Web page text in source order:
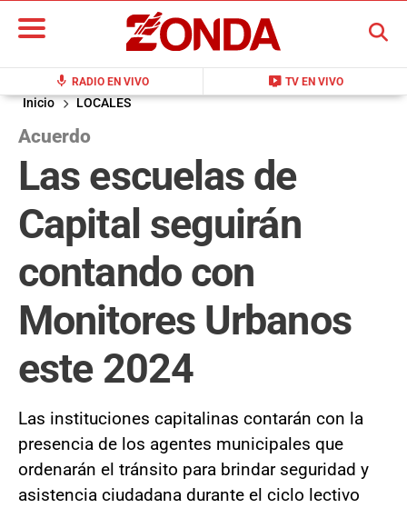
mic RADIO EN VIVO live_tv TV EN VIVO
BUSCAR
Inicio LOCALES
Acuerdo
Las escuelas de
Capital seguirán
contando con
Monitores Urbanos
este 2024
Las instituciones capitalinas contarán con la
presencia de los agentes municipales que
ordenarán el tránsito para brindar seguridad y
asistencia ciudadana durante el ciclo lectivo